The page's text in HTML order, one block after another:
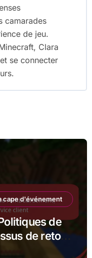
camarades
de jeu.
Clara
se connecter
cape d'événement
de
de retour,